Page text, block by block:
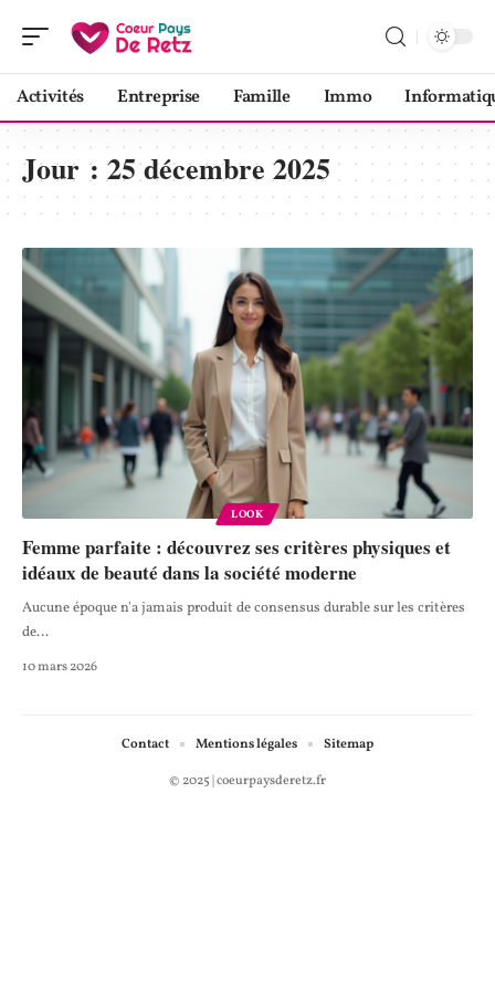
Activités Entreprise Famille Immo
Jour :25 décembre 2025
LOOK
Femme parfaite : découvrez ses critères physiques et
idéaux de beauté dans la société moderne
Aucune époque n'a jamais produit de consensus durable sur les critères
de…
10 mars 2026
© 2025 | coeurpaysderetz.fr
Contact Mentions légales Sitemap